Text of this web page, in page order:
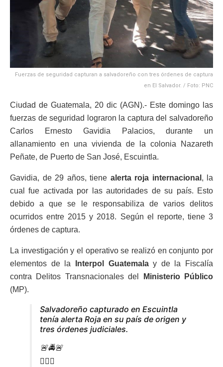
Fuerzas de seguridad capturan a salvadoreño con tres órdenes de captura
en El Salvador. / Foto: PNC
Ciudad de Guatemala, 20 dic (AGN).- Este domingo las
fuerzas de seguridad lograron la captura del salvadoreño
Carlos Ernesto Gavidia Palacios, durante un
allanamiento en una vivienda de la colonia Nazareth
Peñate, de Puerto de San José, Escuintla.
Gavidia, de 29 años, tiene alerta roja internacional , la
cual fue activada por las autoridades de su país. Esto
debido a que se le responsabiliza de varios delitos
ocurridos entre 2015 y 2018. Según el reporte, tiene 3
órdenes de captura.
La investigación y el operativo se realizó en conjunto por
elementos de la
Interpol Guatemalay de la Fiscalía
contra Delitos Transnacionales del
Ministerio Público
(MP).
Salvadoreño capturado en Escuintla
tenía alerta Roja en su país de origen y
tres órdenes judiciales.
🚨🚔🚨
👮🏾‍♂️